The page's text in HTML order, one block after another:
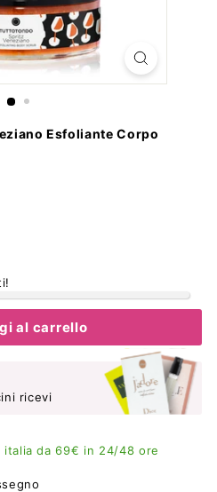
Esfoliante Corpo
al carrello
ricevi
da 69€ in 24/48 ore